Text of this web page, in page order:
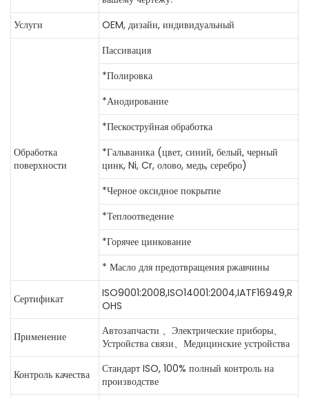
Услуги
OEM, дизайн, индивидуальный
Обработка
поверхности
Пассивация
*Полировка
*Анодирование
*Пескоструйная обработка
*Гальваника (цвет, синий, белый, черный
цинк, Ni, Cr, олово, медь, серебро)
*Черное оксидное покрытие
*Теплоотведение
*Горячее цинкование
* Масло для предотвращения ржавчины
Сертификат
ISO9001:2008,ISO14001:2004,IATF16949,R
OHS
Применение
Автозапчасти 、Электрические приборы、
Устройства связи、Медицинские устройства
Контроль качества
Стандарт ISO, 100% полный контроль на
производстве